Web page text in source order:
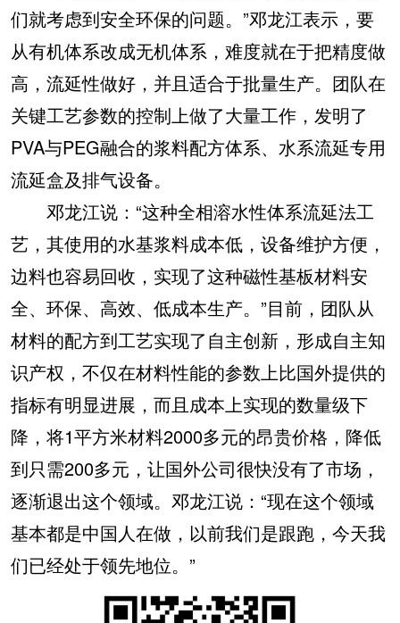
们就考虑到安全环保的问题。”邓龙江表示，要
从有机体系改成无机体系，难度就在于把精度做
高，流延性做好，并且适合于批量生产。团队在
关键工艺参数的控制上做了大量工作，发明了
PVA与PEG融合的浆料配方体系、水系流延专用
流延盒及排气设备。
邓龙江说：“这种全相溶水性体系流延法工
艺，其使用的水基浆料成本低，设备维护方便，
边料也容易回收，实现了这种磁性基板材料安
全、环保、高效、低成本生产。”目前，团队从
材料的配方到工艺实现了自主创新，形成自主知
识产权，不仅在材料性能的参数上比国外提供的
指标有明显进展，而且成本上实现的数量级下
降，将1平方米材料2000多元的昂贵价格，降低
到只需200多元，让国外公司很快没有了市场，
逐渐退出这个领域。邓龙江说：“现在这个领域
基本都是中国人在做，以前我们是跟跑，今天我
们已经处于领先地位。”